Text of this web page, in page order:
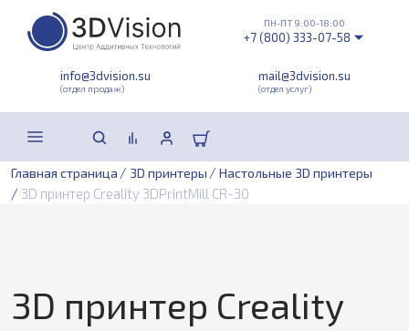
info@3dvision.su
(отдел продаж)
mail@3dvision.su
(отдел услуг)
ПН-ПТ 9:00-18:00
+7 (800) 333-07-58
Главная страница / 3D принтеры / Настольные 3D принтеры
/ 3D принтер Creality 3DPrintMill CR-30
3D принтер Creality